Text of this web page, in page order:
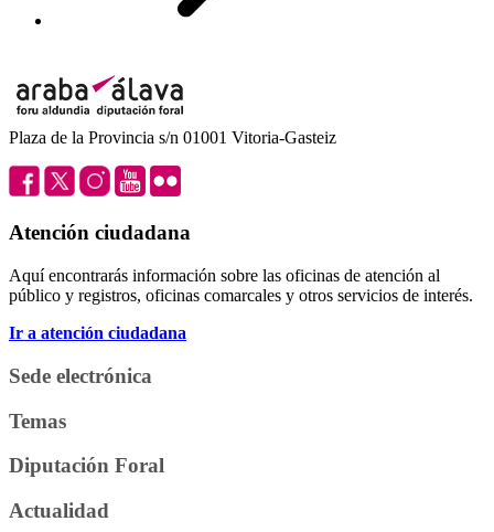
Plaza de la Provincia s/n 01001 Vitoria-Gasteiz
Atención ciudadana
Aquí encontrarás información sobre las oficinas de atención al
público y registros, oficinas comarcales y otros servicios de interés.
Ir a atención ciudadana
Sede electrónica
Temas
Diputación Foral
Actualidad